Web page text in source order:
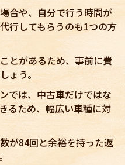
合や、自分で行う時間が
行してもらうのも1つの方
とがあるため、事前に費
ょう。
では、中古車だけではな
るため、幅広い車種に対
が84回と余裕を持った返